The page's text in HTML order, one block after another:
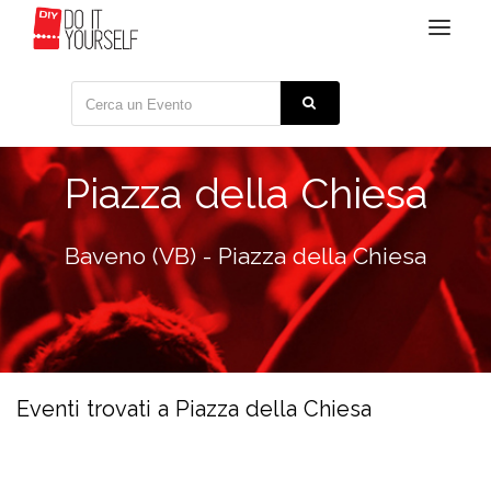
Toggle
Piazza della Chiesa
Baveno (VB) - Piazza della Chiesa
Eventi trovati a Piazza della Chiesa